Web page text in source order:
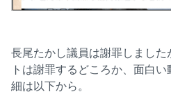
長尾たかし議員は謝罪しまし
トは謝罪するどころか、面白
細は以下から。